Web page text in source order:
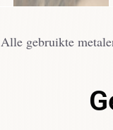
Alle gebruikte